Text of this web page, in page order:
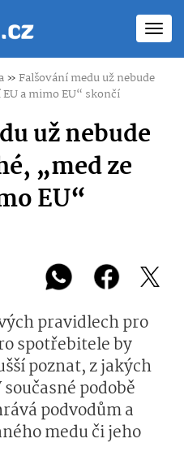
»Falšování medu už nebude
a mimo EU“ skončí
už nebude
„med ze
EU“
pravidlech pro
spotřebitele by
poznat, z jakých
podobě
podvodům a
medu či jeho